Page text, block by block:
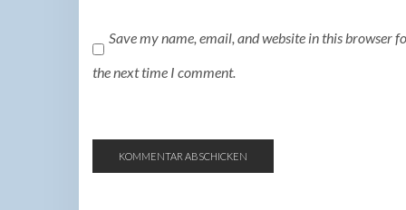
Save my name, email, and website in this browser
the next time I comment.